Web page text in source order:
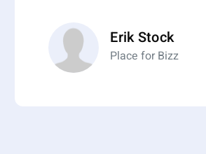
Erik Stock
Place for Bizz